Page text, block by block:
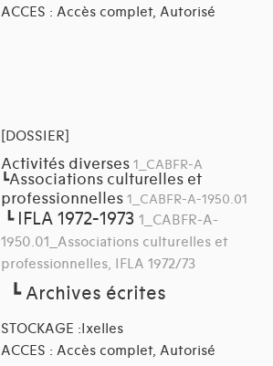
ACCES : Accès complet, Autorisé
[DOSSIER]
Activités diverses 1_CABFR-A
┗Associations culturelles et
professionnelles 1_CABFR-A-1950.01
┗ IFLA 1972-1973 1_CABFR-A-
1950.01_Associations culturelles et
professionnelles, IFLA 1972/73
┗Archives écrites
STOCKAGE :Ixelles
ACCES : Accès complet, Autorisé